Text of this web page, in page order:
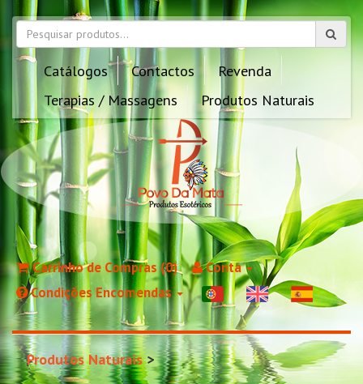
Catálogos Contactos
Revenda
Terapias / Massagens
Produtos Naturais
Carrinho de Compras (0)
Conta
Condições Encomendas
Produtos Naturais